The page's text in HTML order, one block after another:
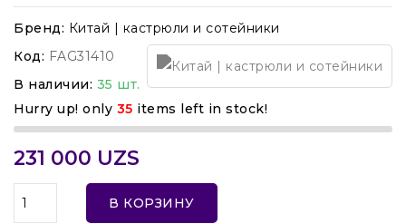
Бренд: Китай | кастрюли и сотейники
Код: FAG31410
В наличии: 35 шт.
Hurry up! only 35 items left in stock!
231 000 UZS
В КОРЗИНУ